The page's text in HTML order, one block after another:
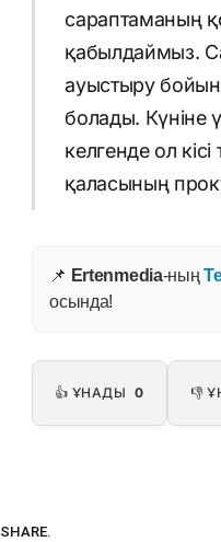
сараптаманың
қабылдаймыз.
ауыстыру
болады. Күніне
келгенде ол
қаласының
📌 Ertenmedia-ның
осында!
👍 ҰНАДЫ 0 👎
SHARE.